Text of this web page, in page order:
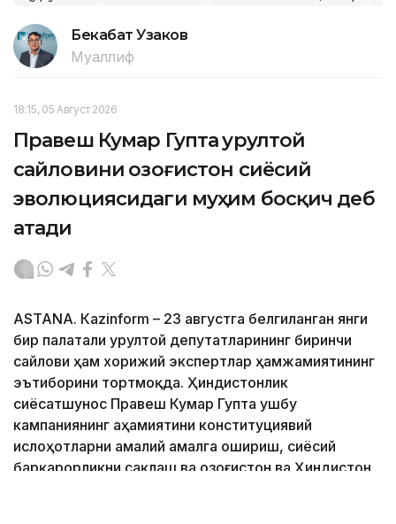
Бекабат Узаков
Муаллиф
18:15, 05 Август 2026
Правеш Кумар Гупта Қурултой
сайловини Қозоғистон сиёсий
эволюциясидаги муҳим босқич деб
атади
ASTANА. Кazinform – 23 августга белгиланган янги
бир палатали Қурултой депутатларининг биринчи
сайлови ҳам хорижий экспертлар ҳамжамиятининг
эътиборини тортмоқда. Ҳиндистонлик
сиёсатшунос Правеш Кумар Гупта ушбу
кампаниянинг аҳамиятини конституциявий
ислоҳотларни амалий амалга ошириш, сиёсий
барқарорликни сақлаш ва Қозоғистон ва Ҳиндистон